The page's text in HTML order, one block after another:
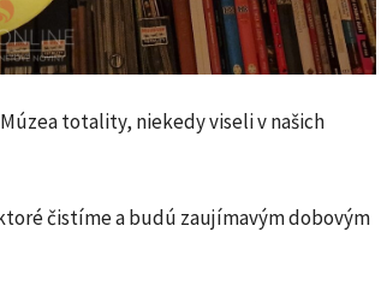
totality, niekedy viseli v našich
čistíme a budú zaujímavým dobovým